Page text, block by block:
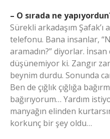
– O sırada ne
Sürekli arkadaşım Şafak’ı
telefonu. Bana insanlar,
aramadın?” diyorlar. İnsan
düşünemiyor ki. Zangır
beynim durdu. Sonunda
Ben de çığlık çığlığa
bağırıyorum… Yardım
manyağın elinden
korkunç bir şey oldu…